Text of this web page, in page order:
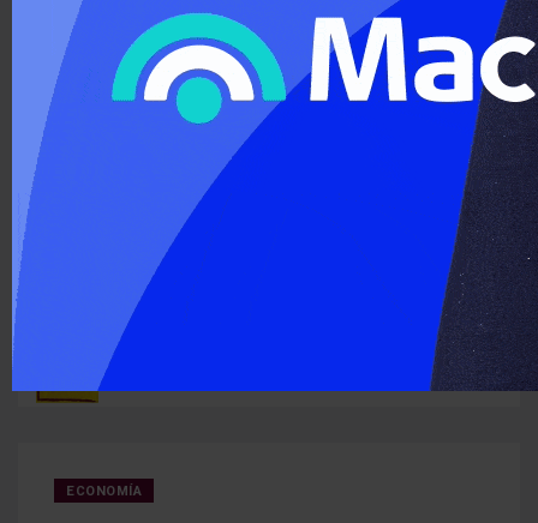
ÚLTIMO MOMENTO :
Detectan cocaína oculta en carne que iba a ser entregada a
›
ECONOMÍA